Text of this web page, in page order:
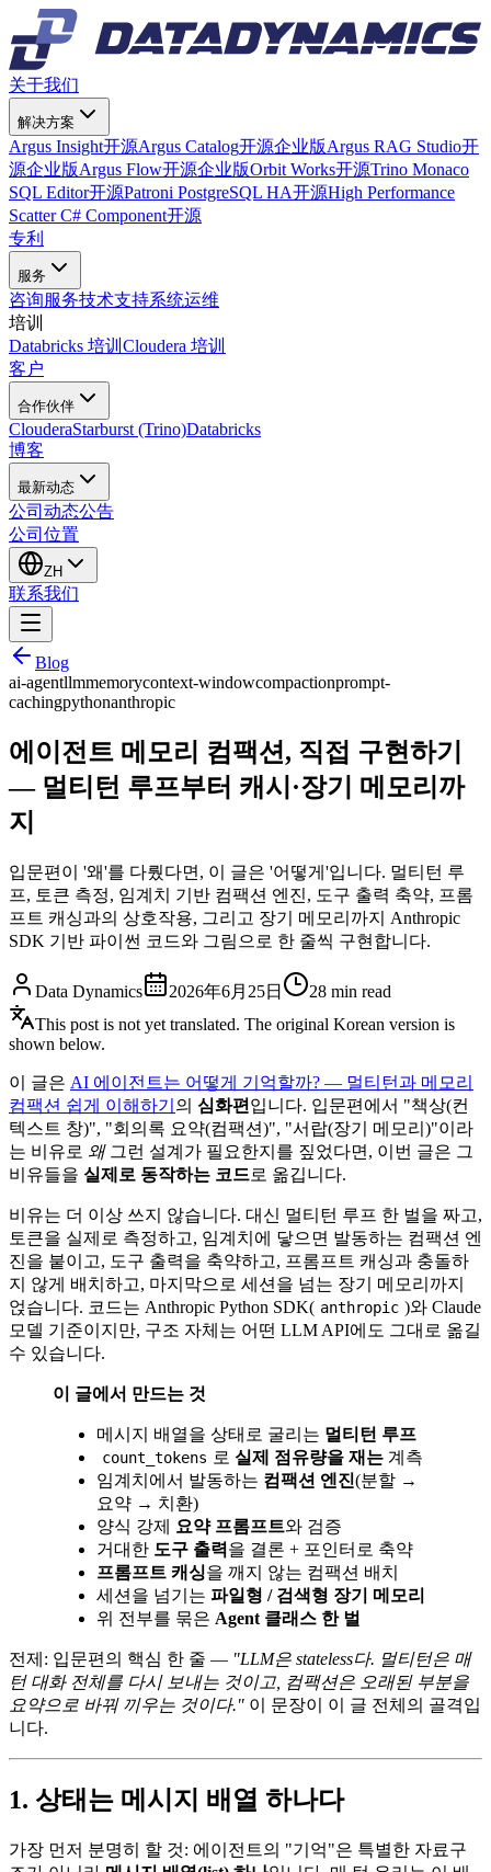
关于我们
解决方案
Argus Insight开源Argus Catalog开源企业版Argus RAG Studio开
源企业版Argus Flow开源企业版Orbit Works开源Trino Monaco
SQL Editor开源Patroni PostgreSQL HA开源High Performance
Scatter C# Component开源
专利
服务
咨询服务技术支持系统运维
培训
Databricks 培训 Cloudera 培训
客户
合作伙伴
ClouderaStarburst (Trino)Databricks
博客
最新动态
公司动态公告
公司位置
ZH
联系我们
Blog
ai-agentllmmemorycontext-windowcompactionprompt-
cachingpythonanthropic
에이전트 메모리 컴팩션, 직접 구현하기
— 멀티턴 루프부터 캐시·장기 메모리까
지
입문편이 '왜'를 다뤘다면, 이 글은 '어떻게'입니다. 멀티턴 루
프, 토큰 측정, 임계치 기반 컴팩션 엔진, 도구 출력 축약, 프롬
프트 캐싱과의 상호작용, 그리고 장기 메모리까지 Anthropic
SDK 기반 파이썬 코드와 그림으로 한 줄씩 구현합니다.
Data Dynamics 2026年6月25日 28 min read
This post is not yet translated. The original Korean version is
shown below.
이 글은 AI 에이전트는 어떻게 기억할까? — 멀티턴과 메모리
컴팩션 쉽게 이해하기 의 심화편 입니다. 입문편에서 "책상(컨
텍스트 창)", "회의록 요약(컴팩션)", "서랍(장기 메모리)"이라
는 비유로 왜그런 설계가 필요한지를 짚었다면, 이번 글은 그
비유들을 실제로 동작하는 코드로 옮깁니다.
비유는 더 이상 쓰지 않습니다. 대신 멀티턴 루프 한 벌을 짜고,
토큰을 실제로 측정하고, 임계치에 닿으면 발동하는 컴팩션 엔
진을 붙이고, 도구 출력을 축약하고, 프롬프트 캐싱과 충돌하
지 않게 배치하고, 마지막으로 세션을 넘는 장기 메모리까지
얹습니다. 코드는 Anthropic Python SDK( anthropic )와 Claude
모델 기준이지만, 구조 자체는 어떤 LLM API에도 그대로 옮길
수 있습니다.
이 글에서 만드는 것
메시지 배열을 상태로 굴리는 멀티턴 루프
count_tokens 로 실제 점유량을 재는 계측
임계치에서 발동하는 컴팩션 엔진(분할 →
요약 → 치환)
양식 강제
요약 프롬프트와 검증
거대한 도구 출력을 결론 + 포인터로 축약
프롬프트 캐싱을 깨지 않는 컴팩션 배치
세션을 넘기는 파일형 / 검색형 장기 메모리
위 전부를 묶은 Agent 클래스 한 벌
전제: 입문편의 핵심 한 줄 — "LLM은 stateless다. 멀티턴은 매
턴 대화 전체를 다시 보내는 것이고, 컴팩션은 오래된 부분을
요약으로 바꿔 끼우는 것이다." 이 문장이 이 글 전체의 골격입
니다.
1. 상태는 메시지 배열 하나다
가장 먼저 분명히 할 것: 에이전트의 "기억"은 특별한 자료구